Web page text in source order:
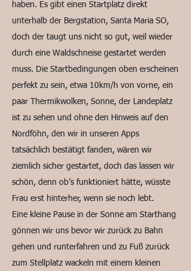
haben. Es gibt einen Startplatz direkt
unterhalb der Bergstation, Santa Maria SO,
doch der taugt uns nicht so gut, weil wieder
durch eine Waldschneise gestartet werden
muss. Die Startbedingungen oben erscheinen
perfekt zu sein, etwa 10km/h von vorne, ein
paar Thermikwolken, Sonne, der Landeplatz
ist zu sehen und ohne den Hinweis auf den
Nordföhn, den wir in unseren Apps
tatsächlich bestätigt fanden, wären wir
ziemlich sicher gestartet, doch das lassen wir
schön, denn ob’s funktioniert hätte, wüsste
Frau erst hinterher, wenn sie noch lebt.
Eine kleine Pause in der Sonne am Starthang
gönnen wir uns bevor wir zurück zu Bahn
gehen und runterfahren und zu Fuß zurück
zum Stellplatz wackeln mit einem kleinen